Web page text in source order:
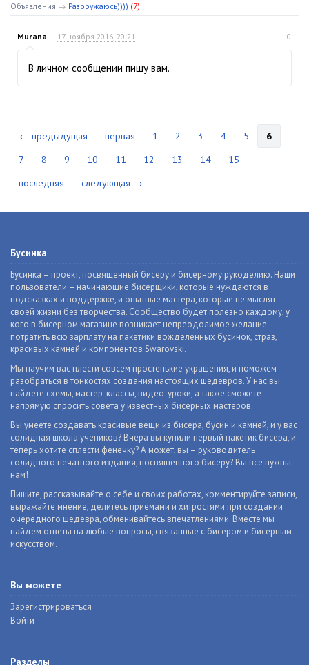
Объявления → Разоружаюсь)))) (7)
Murana 17 ноября 2016, 20:21 0
В личном сообщении пишу вам.
← предыдущая первая 1 2 3 4 5
6
7
8 9 10 11 12 13 14
15
последняя
следующая →
Бусинка
Бусинка – проект, посвященный бисеру и бисерному рукоделию. Наши
пользователи – начинающие бисерщики, которые нуждаются в
подсказках и поддержке, и опытные мастера, которые не мыслят
своей жизни без творчества. Сообщество будет полезно каждому, у
кого в бисерном магазине возникает непреодолимое желание
потратить всю зарплату на пакетики вожделенных бусинок, страз,
красивых камней и компонентов Swarovski.
Мы научим вас плести совсем простенькие украшения, и поможем
разобраться в тонкостях создания настоящих шедевров. У нас вы
найдете схемы, мастер-классы, видео-уроки, а также сможете
напрямую спросить совета у известных бисерных мастеров.
Вы умеете создавать красивые вещи из бисера, бусин и камней, и у вас
солидная школа учеников? Вчера вы купили первый пакетик бисера, и
теперь хотите сплести фенечку? А может, вы – руководитель
солидного печатного издания, посвященного бисеру? Вы все нужны
нам!
Пишите, рассказывайте о себе и своих работах, комментируйте записи,
выражайте мнение, делитесь приемами и хитростями при создании
очередного шедевра, обменивайтесь впечатлениями. Вместе мы
найдем ответы на любые вопросы, связанные с бисером и бисерным
искусством.
Вы можете
Зарегистрироваться
Войти
Разделы